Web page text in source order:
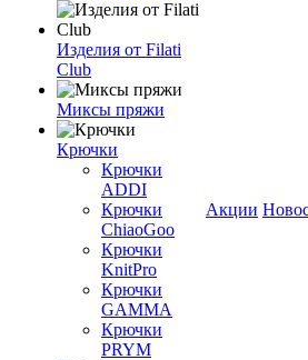
Изделия от Filati
Club
Миксы пряжи
Крючки
Крючки
ADDI
Крючки
ChiaoGoo
Крючки
KnitPro
Крючки
GAMMA
Крючки
PRYM
Акции